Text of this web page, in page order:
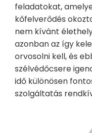
feladatokat,
kőfelverődés
nem kívánt
azonban az így
orvosolni kell, és
szélvédőcsere
idő különösen
szolgáltatás